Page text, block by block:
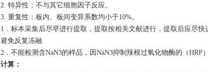
2. 特异性：不与其它细胞因子反应。
3. 重复性：板内、板间变异系数均小于10%。
1．标本采集后尽早进行提取，提取按相关文献进行，提取后应尽
避免反复冻融
2．不能检测含NaN3的样品，因NaN3抑制辣根过氧化物酶的（HRP）
计算 ：